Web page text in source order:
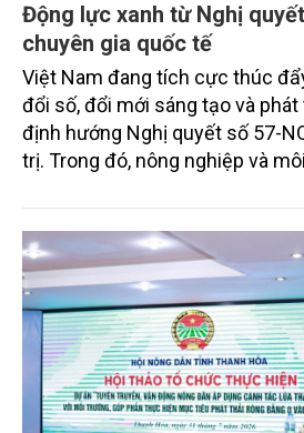
Động lực xanh từ Nghị
chuyên gia quốc tế
Việt Nam đang tích cực thúc
đổi số, đổi mới sáng tạo và
định hướng Nghị quyết số 57-
trị. Trong đó, nông nghiệp và
sắc bởi các tiến bộ công nghệ
toàn cầu, đặc biệt là mục tiêu
bằng 0 (Net-Zero) vào năm 2050.